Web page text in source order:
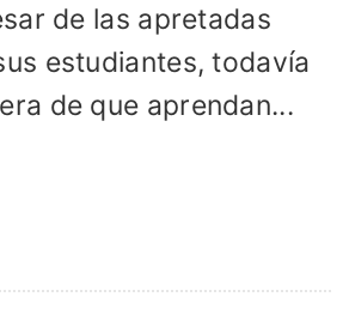
de las apretadas
estudiantes, todavía
de que aprendan...